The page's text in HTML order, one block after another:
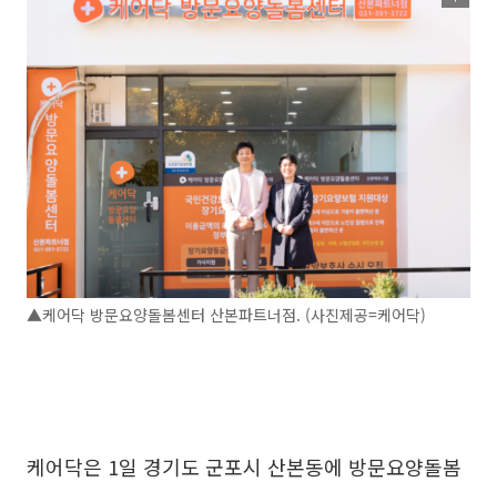
▲케어닥 방문요양돌봄센터 산본파트너점. (사진제공=케어닥)
케어닥은 1일 경기도 군포시 산본동에 방문요양돌봄